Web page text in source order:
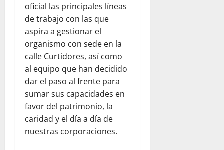
oficial las principales líneas
de trabajo con las que
aspira a gestionar el
organismo con sede en la
calle Curtidores, así como
al equipo que han decidido
dar el paso al frente para
sumar sus capacidades en
favor del patrimonio, la
caridad y el día a día de
nuestras corporaciones.